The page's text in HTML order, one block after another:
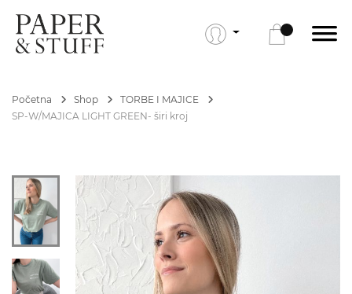
Početna Shop
TORBE I MAJICE
SP-W/MAJICA LIGHT GREEN- širi kroj